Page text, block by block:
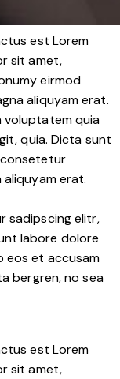
est Lorem
sit amet,
eirmod
aliquyam erat.
voluptatem quia
quia. Dicta sunt
erat.
sadipscing elitr,
labore dolore
eos et accusam
bergren, no sea
est Lorem
sit amet,